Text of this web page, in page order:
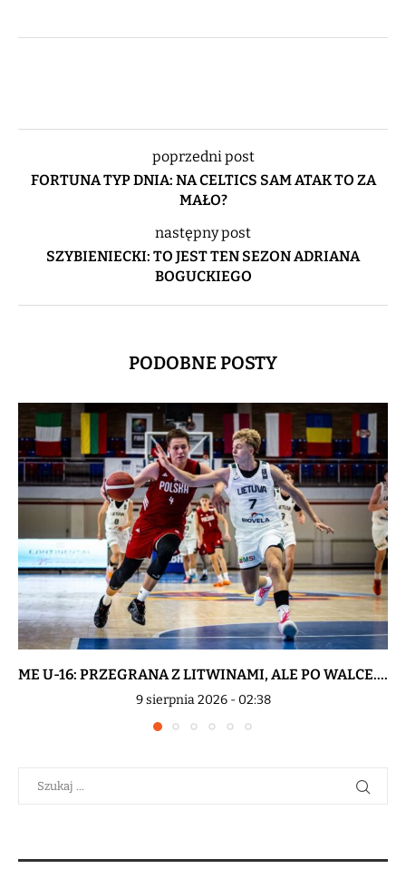
poprzedni post
FORTUNA TYP DNIA: NA CELTICS SAM ATAK TO ZA
MAŁO?
następny post
SZYBIENIECKI: TO JEST TEN SEZON ADRIANA
BOGUCKIEGO
PODOBNE POSTY
ME U-16: PRZEGRANA Z LITWINAMI, ALE PO WALCE....
9 sierpnia 2026 - 02:38